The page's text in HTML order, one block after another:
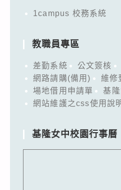
1campus 校務系統
教職員專區
差勤系統 公文簽核
網路請購(備用)
維修
場地借用申請單
基
網站維護之css使用說
基隆女中校園行事曆